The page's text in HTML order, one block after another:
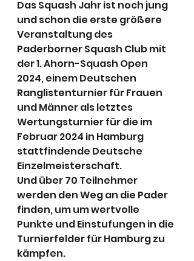
Das Squash Jahr ist noch jung
und schon die erste größere
Veranstaltung des
Paderborner Squash Club mit
der 1. Ahorn-Squash Open
2024, einem Deutschen
Ranglistenturnier für Frauen
und Männer als letztes
Wertungsturnier für die im
Februar 2024 in Hamburg
stattfindende Deutsche
Einzelmeisterschaft.
Und über 70 Teilnehmer
werden den Weg an die Pader
finden, um um wertvolle
Punkte und Einstufungen in die
Turnierfelder für Hamburg zu
kämpfen.